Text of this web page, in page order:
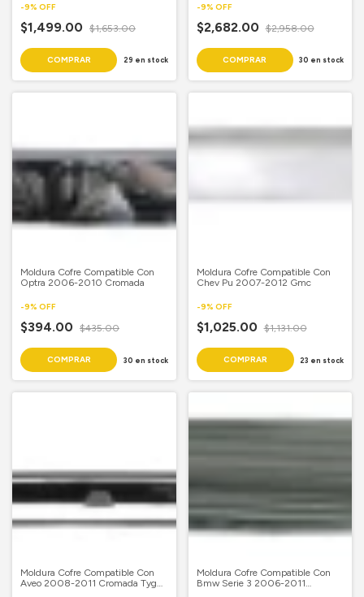
-9% OFF
$1,499.00 $1,653.00
29 en stock
-9% OFF
$2,682.00 $2,958.00
30 en stock
Moldura Cofre Compatible Con
Optra 2006-2010 Cromada
-9% OFF
$394.00 $435.00
30 en stock
Moldura Cofre Compatible Con
Chev Pu 2007-2012 Gmc
-9% OFF
$1,025.00 $1,131.00
23 en stock
Moldura Cofre Compatible Con
Aveo 2008-2011 Cromada Tyg
Moldura Cofre Compatible Con
Bmw Serie 3 2006-2011